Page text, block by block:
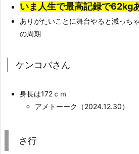
いま人生で最高記録で62kg
ありがたいことに舞台やると減っち
の周期
ケンコバさん
身長は172ｃｍ
アメトーーク（2024.12.30）
さ行